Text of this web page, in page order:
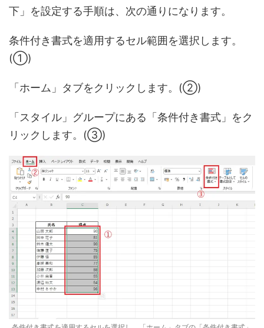
下」を設定する手順は、次の通りになります。
条件付き書式を適用するセル範囲を選択します。
(①)
「ホーム」タブをクリックします。(②)
「スタイル」グループにある「条件付き書式」をク
リックします。(③)